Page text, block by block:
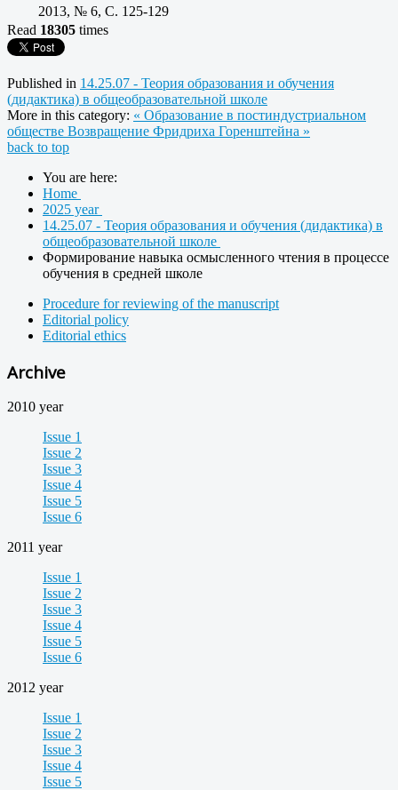
2013, № 6, C. 125-129
Read 18305 times
Published in 14.25.07 - Теория образования и обучения
(дидактика) в общеобразовательной школе
More in this category: « Образование в постиндустриальном
обществе Возвращение Фридриха Горенштейна »
back to top
You are here:
Home
2025 year
14.25.07 - Теория образования и обучения (дидактика) в
общеобразовательной школе
Формирование навыка осмысленного чтения в процессе
обучения в средней школе
Procedure for reviewing of the manuscript
Editorial policy
Editorial ethics
Archive
2010 year
Issue 1
Issue 2
Issue 3
Issue 4
Issue 5
Issue 6
2011 year
Issue 1
Issue 2
Issue 3
Issue 4
Issue 5
Issue 6
2012 year
Issue 1
Issue 2
Issue 3
Issue 4
Issue 5